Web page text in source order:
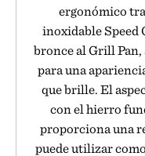
ergonómico
inoxidable Speed
bronce al Grill Pan,
para una
que brille. El
con el hierro
proporciona una
puede utilizar